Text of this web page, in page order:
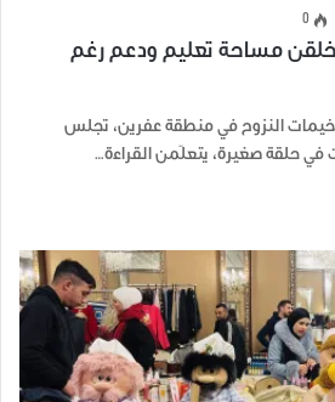
0
مساحة تعليم ودعم رغم
النزوح في منطقة عفرين، تجلس
في حلقة صغيرة، يتعلّمن القراءة…